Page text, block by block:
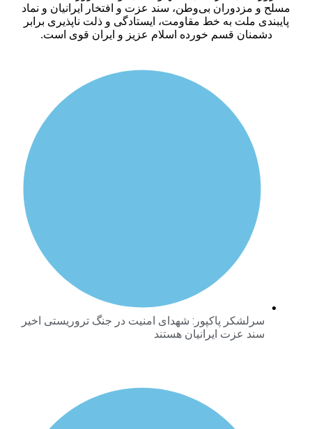
پاکپور: شهدای امنیت در جنگ تروریستی اخیر
عزت ایرانیان هستند